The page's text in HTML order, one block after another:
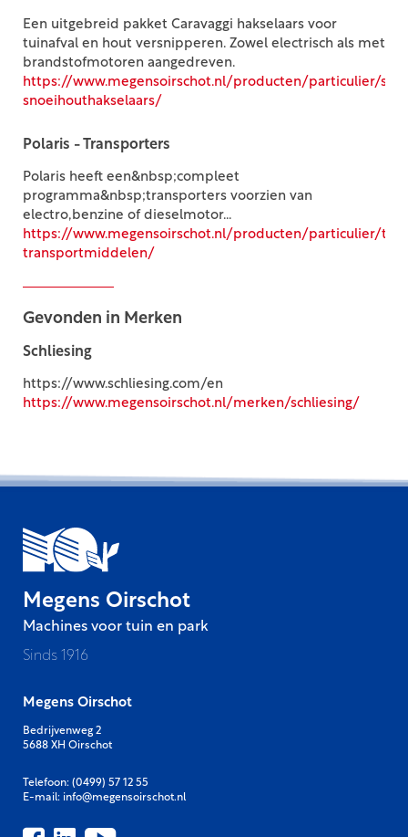
Een uitgebreid pakket Caravaggi hakselaars voor
tuinafval en hout versnipperen. Zowel electrisch als met
brandstofmotoren aangedreven.
https://www.megensoirschot.nl/producten/particulier/
snoeihouthakselaars/
Polaris - Transporters
Polaris heeft een&nbsp;compleet
programma&nbsp;transporters voorzien van
electro,benzine of dieselmotor...
https://www.megensoirschot.nl/producten/particulier/
transportmiddelen/
Gevonden in Merken
Schliesing
https://www.schliesing.com/en
https://www.megensoirschot.nl/merken/schliesing/
Megens Oirschot
Machines voor tuin en park
Sinds 1916
Megens Oirschot
Bedrijvenweg 2
5688 XH Oirschot
Telefoon: (0499) 57 12 55
E-mail: info@megensoirschot.nl